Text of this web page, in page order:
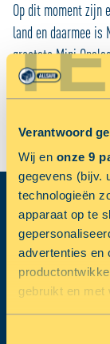
Verantwoord
Wij en onze 9
gegevens (bijv.
technologieën
apparaat op te
advertenties en
gebruikt en met
Op dit moment zijn
land en daarmee is
grootste Mini
van de eerste
ALLSAFE Mini
SCHRIJF
Blijf op de
VOORNAAM: